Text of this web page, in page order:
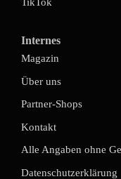
TikTok
Internes
Magazin
Über uns
Partner-Shops
Kontakt
Alle Angaben ohne
Datenschutzerklärung